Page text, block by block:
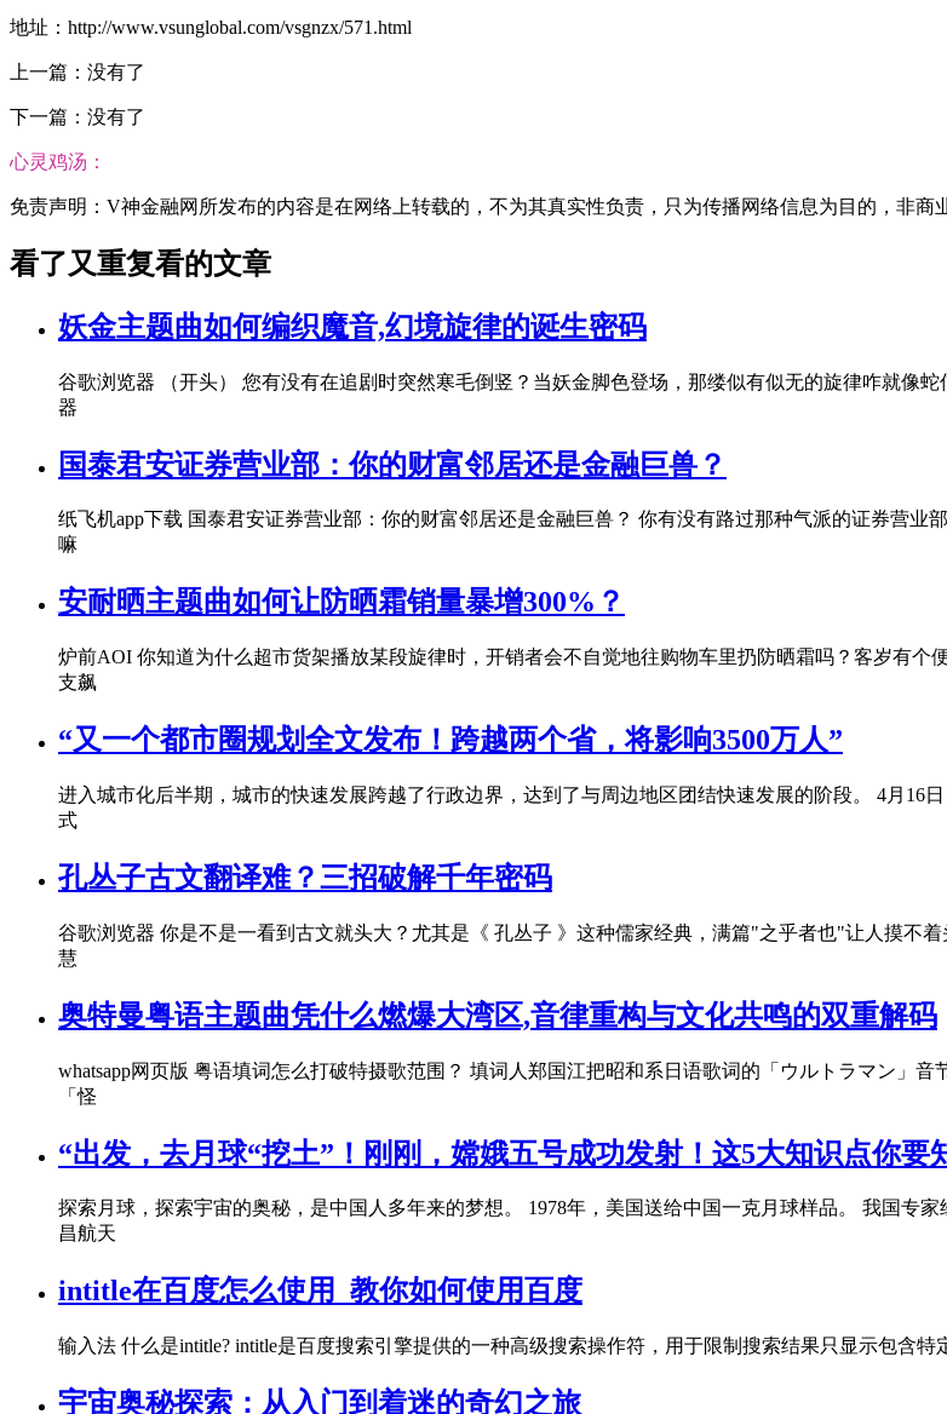
地址：http://www.vsunglobal.com/vsgnzx/571.html
上一篇：没有了
下一篇：没有了
心灵鸡汤：
免责声明：V神金融网所发布的内容是在网络上转载的，不为其真实性负责，只为传播网络信息为目的，非商
看了又重复看的文章
妖金主题曲如何编织魔音,幻境旋律的诞生密码
谷歌浏览器 （开头） 您有没有在追剧时突然寒毛倒竖？当妖金脚色登场，那缕似有似无的旋律咋就像
器
国泰君安证券营业部：你的财富邻居还是金融巨兽？
纸飞机app下载 国泰君安证券营业部：你的财富邻居还是金融巨兽？ 你有没有路过那种气派的证券营
嘛
安耐晒主题曲如何让防晒霜销量暴增300%？
炉前AOI 你知道为什么超市货架播放某段旋律时，开销者会不自觉地往购物车里扔防晒霜吗？客岁有
支飙
“又一个都市圈规划全文发布！跨越两个省，将影响3500万人”
进入城市化后半期，城市的快速发展跨越了行政边界，达到了与周边地区团结快速发展的阶段。 4月16
式
孔丛子古文翻译难？三招破解千年密码
谷歌浏览器 你是不是一看到古文就头大？尤其是《 孔丛子 》这种儒家经典，满篇"之乎者也"让人摸不
慧
奥特曼粤语主题曲凭什么燃爆大湾区,音律重构与文化共鸣的双重解码
whatsapp网页版 粤语填词怎么打破特摄歌范围？ 填词人郑国江把昭和系日语歌词的「ウルトラマン」
「怪
“出发，去月球“挖土”！刚刚，嫦娥五号成功发射！这5大知识点你要
探索月球，探索宇宙的奥秘，是中国人多年来的梦想。 1978年，美国送给中国一克月球样品。 我国专
昌航天
intitle在百度怎么使用_教你如何使用百度
输入法 什么是intitle? intitle是百度搜索引擎提供的一种高级搜索操作符，用于限制搜索结果只显示包含
宇宙奥秘探索：从入门到着迷的奇幻之旅